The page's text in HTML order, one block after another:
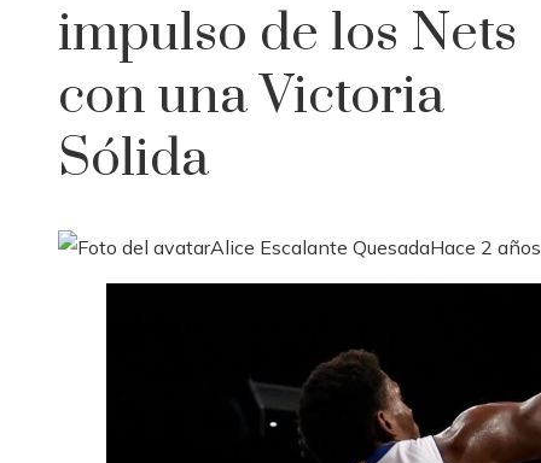
impulso de los Nets
con una Victoria
Sólida
Alice Escalante QuesadaHace 2 años